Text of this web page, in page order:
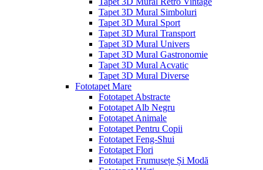
Tapet 3D Mural Simboluri
Tapet 3D Mural Sport
Tapet 3D Mural Transport
Tapet 3D Mural Univers
Tapet 3D Mural Gastronomie
Tapet 3D Mural Acvatic
Tapet 3D Mural Diverse
Fototapet Mare
Fototapet Abstracte
Fototapet Alb Negru
Fototapet Animale
Fototapet Pentru Copii
Fototapet Feng-Shui
Fototapet Flori
Fototapet Frumusețe Și Modă